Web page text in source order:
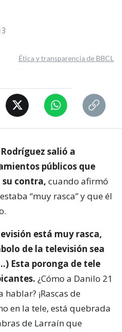
Ética y transparencia de BBCL
salió a
públicos que
contra, cuando afirmó
“muy rasca” y que él
está muy rasca,
de la televisión sea
Esta poronga de tele
¿Cómo a Danilo 21
¡Rascas de
en la tele, está quebrada
de Larraín que